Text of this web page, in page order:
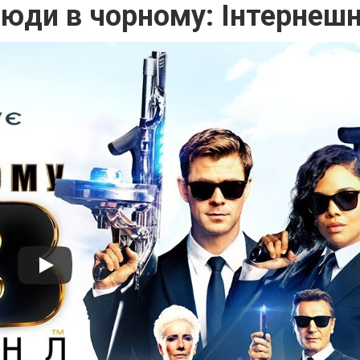
в чорному: